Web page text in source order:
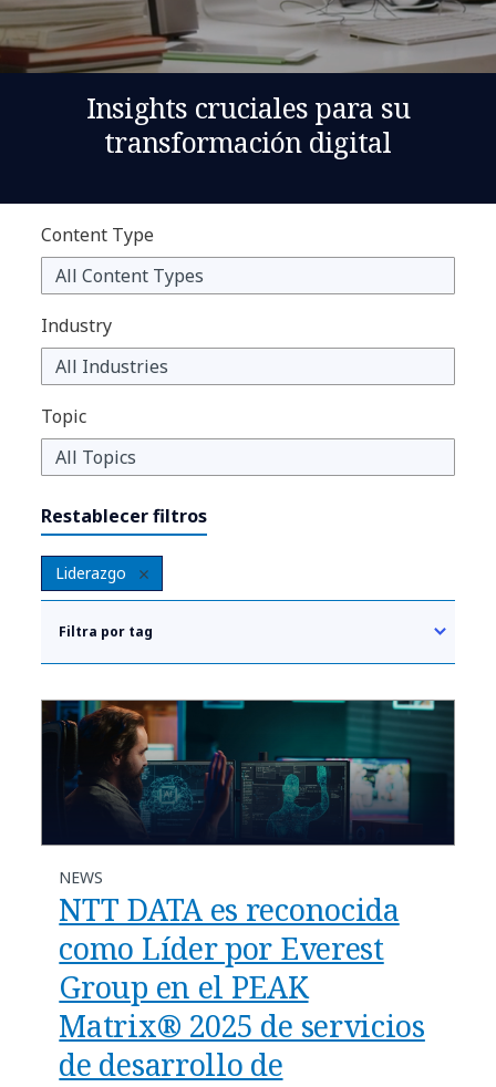
Insights cruciales para su
transformación digital
Content Type
Industry
Topic
Restablecer filtros
Liderazgo
Filtra por tag
NEWS
NTT DATA es reconocida
como Líder por Everest
Group en el PEAK
Matrix® 2025 de servicios
de desarrollo de